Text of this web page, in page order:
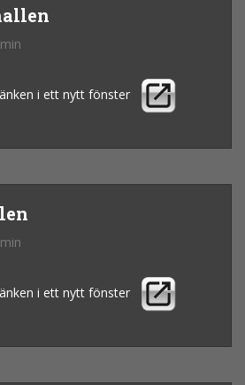
i ett nytt fönster
i ett nytt fönster